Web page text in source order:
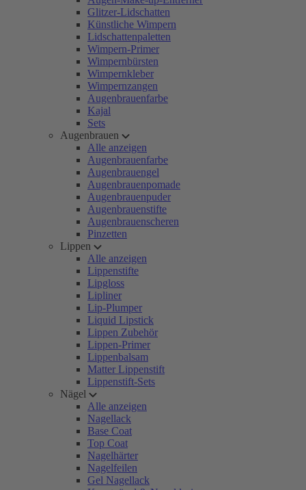
Glitzer-Lidschatten
Künstliche Wimpern
Lidschattenpaletten
Wimpern-Primer
Wimpernbürsten
Wimpernkleber
Wimpernzangen
Augenbrauenfarbe
Kajal
Sets
Augenbrauen
Alle anzeigen
Augenbrauenfarbe
Augenbrauengel
Augenbrauenpomade
Augenbrauenpuder
Augenbrauenstifte
Augenbrauenscheren
Pinzetten
Lippen
Alle anzeigen
Lippenstifte
Lipgloss
Lipliner
Lip-Plumper
Liquid Lipstick
Lippen Zubehör
Lippen-Primer
Lippenbalsam
Matter Lippenstift
Lippenstift-Sets
Nägel
Alle anzeigen
Nagellack
Base Coat
Top Coat
Nagelhärter
Nagelfeilen
Gel Nagellack